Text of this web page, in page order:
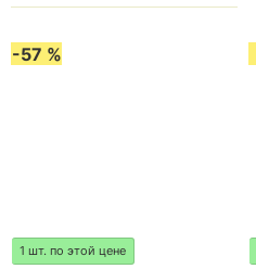
-57 %
1 шт. по этой цене